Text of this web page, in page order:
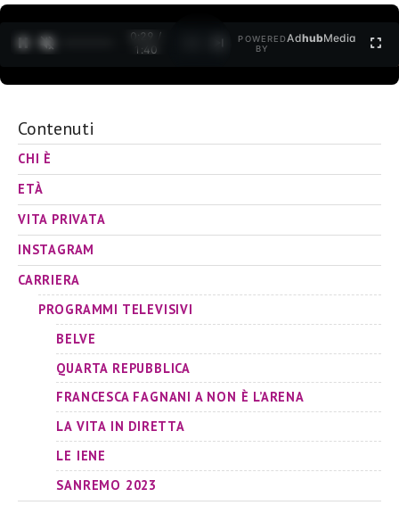
0:30 /
1:40
POWERED
BY
AdhubMedia
Contenuti
CHI È
ETÀ
VITA PRIVATA
INSTAGRAM
CARRIERA
PROGRAMMI TELEVISIVI
BELVE
QUARTA REPUBBLICA
FRANCESCA FAGNANI A NON È L’ARENA
LA VITA IN DIRETTA
LE IENE
SANREMO 2023